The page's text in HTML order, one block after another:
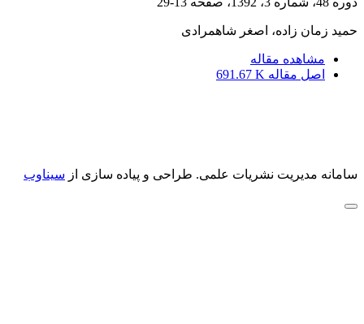
حمید زمان زاده، اصغر شاهمرادی
مشاهده مقاله
اصل مقاله 691.67 K
سامانه مدیریت نشریات علمی. طراحی و پیاده سازی از سیناوب